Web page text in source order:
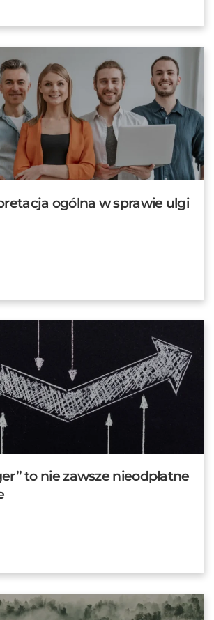
ogólna w sprawie ulgi
to nie zawsze nieodpłatne